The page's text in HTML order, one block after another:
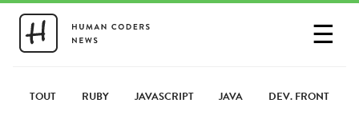
☰
PARTAGER UN LIEN
TOUT RUBY JAVASCRIPT JAVA DEV. FRONT